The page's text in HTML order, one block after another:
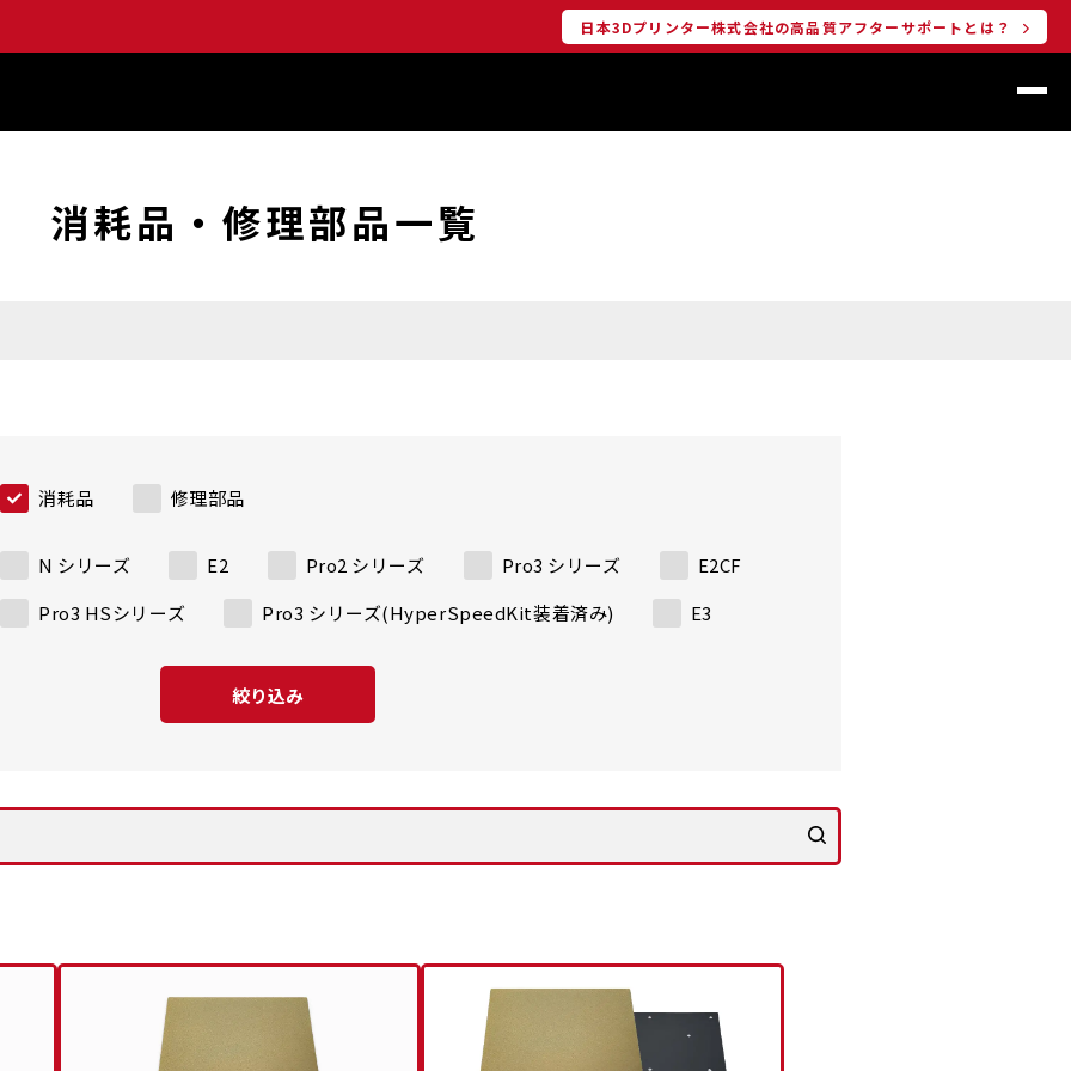
日本3Dプリンター株式会社の高品質アフターサポートとは？
消耗品・修理部品一覧
消耗品 修理部品
N シリーズ E2 Pro2 シリーズ Pro3 シリーズ
E2CF
Pro3 HSシリーズ
Pro3 シリーズ(HyperSpeedKit装着済み) E3
絞り込み